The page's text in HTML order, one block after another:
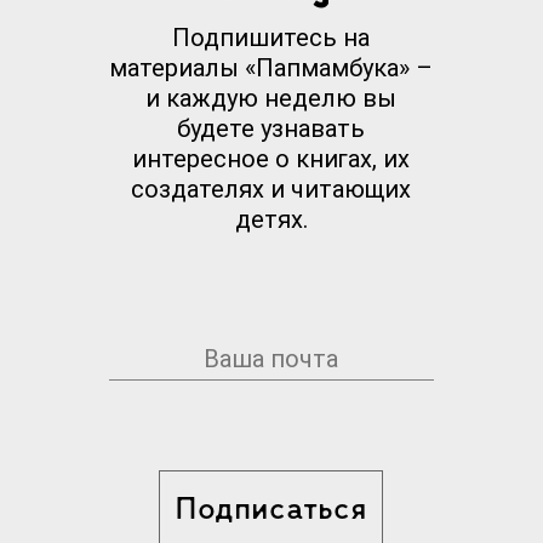
Подпишитесь на
материалы «Папмамбука» –
и каждую неделю вы
будете узнавать
интересное о книгах, их
создателях и читающих
детях.
Подписаться